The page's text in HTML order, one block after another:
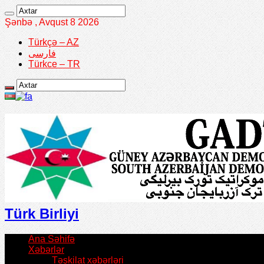
Şənbə , Avqust 8 2026
Türkçə – AZ
فارسی
Türkce – TR
Türk Birliyi
Ana Səhifə
Xəbərlər
Təşkilat xəbərləri